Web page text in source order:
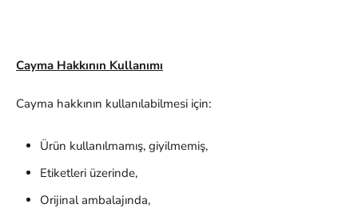
Cayma Hakkının Kullanımı
Cayma hakkının kullanılabilmesi için:
Ürün kullanılmamış, giyilmemiş,
Etiketleri üzerinde,
Orijinal ambalajında,